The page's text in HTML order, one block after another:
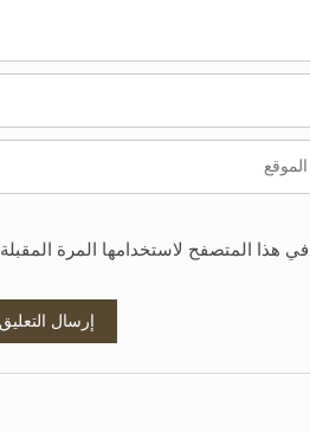
هذا المتصفح لاستخدامها المرة المقبلة